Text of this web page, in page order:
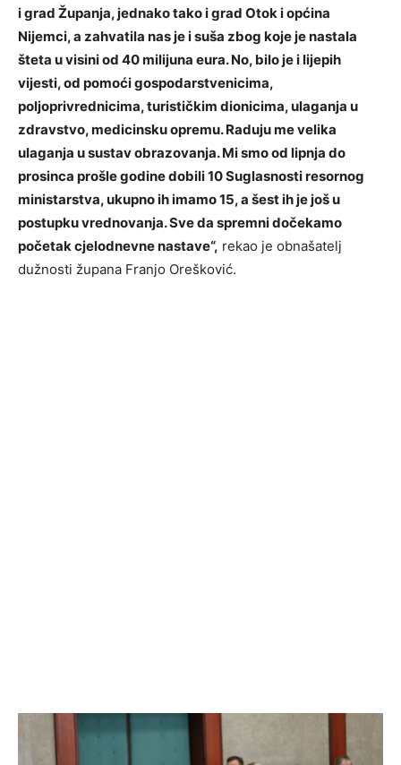
i grad Županja, jednako tako i grad Otok i općina
Nijemci, a zahvatila nas je i suša zbog koje je nastala
šteta u visini od 40 milijuna eura. No, bilo je i lijepih
vijesti, od pomoći gospodarstvenicima,
poljoprivrednicima, turističkim dionicima, ulaganja u
zdravstvo, medicinsku opremu. Raduju me velika
ulaganja u sustav obrazovanja. Mi smo od lipnja do
prosinca prošle godine dobili 10 Suglasnosti resornog
ministarstva, ukupno ih imamo 15, a šest ih je još u
postupku vrednovanja. Sve da spremni dočekamo
početak cjelodnevne nastave“, rekao je obnašatelj
dužnosti župana Franjo Orešković.